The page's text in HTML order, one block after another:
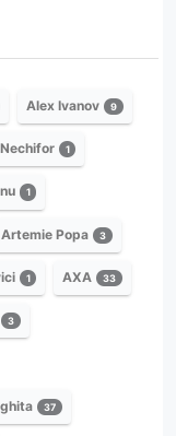
Alex Ivanov 9
1
1
Artemie Popa 3
1 AXA 33
3
37